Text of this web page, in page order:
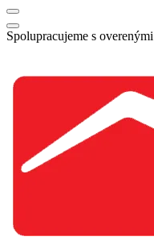
Spolupracujeme s